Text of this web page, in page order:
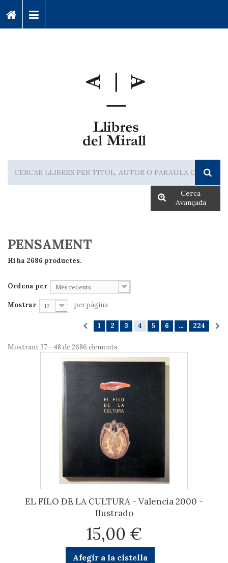
Cerca
Avançada
PENSAMENT
Hi ha 2686 productes.
Ordena per Més recents
Mostrar 12 per pàgina
1 2 3 4 5 6 ... 224
Mostrant 37 - 48 de 2686 elements
EL FILO DE LA CULTURA - Valencia 2000 -
Ilustrado
15,00 €
Afegir a la cistella